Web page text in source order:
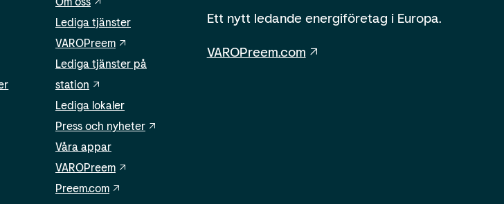
Lediga tjänster
VAROPreem
Lediga tjänster på
station
Lediga lokaler
Press och nyheter
Våra appar
VAROPreem
Preem.com
Ett nytt ledande energiföretag i Europa.
VAROPreem.com